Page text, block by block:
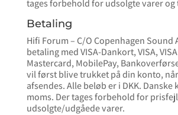
tages forbehold for udsolgte varer og
Betaling
Hifi Forum – C/O Copenhagen Sound
betaling med VISA-Dankort, VISA,
Mastercard, MobilePay,
vil først blive trukket på din konto,
afsendes. Alle beløb er i DKK. Danske
moms. Der tages forbehold for
udsolgte/udgåede varer.